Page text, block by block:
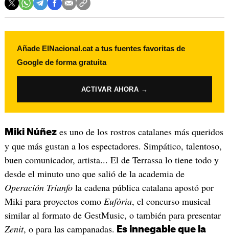
Añade ElNacional.cat a tus fuentes favoritas de
Google de forma gratuita
ACTIVAR AHORA →
Miki Núñezes uno de los rostros catalanes más queridos
y que más gustan a los espectadores. Simpático, talentoso,
buen comunicador, artista... El de Terrassa lo tiene todo y
desde el minuto uno que salió de la academia de
Operación Triunfola cadena pública catalana apostó por
Miki para proyectos como Eufòria, el concurso musical
similar al formato de GestMusic, o también para presentar
Zenit, o para las campanadas. Es innegable que la